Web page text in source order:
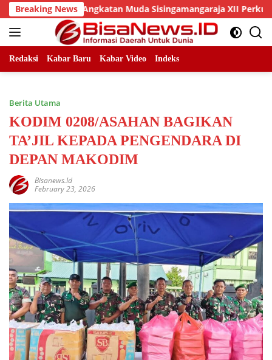
Skip
to
content
Breaking News
Dan DPC Angkatan Muda Sisingamangaraja XII Perkuat
Redaksi Kabar Baru Kabar Video Indeks
Berita Utama
KODIM 0208/ASAHAN BAGIKAN
TA’JIL KEPADA PENGENDARA DI
DEPAN MAKODIM
Bisanews.id
February 23, 2026